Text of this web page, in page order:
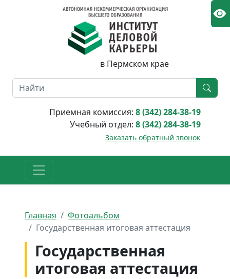
в Пермском крае
Приемная комиссия: 8 (342) 284-38-19
Учебный отдел: 8 (342) 284-38-19
Заказать обратный звонок
Главная
Фотоальбом
Государственная итоговая аттестация
Государственная
итоговая аттестация